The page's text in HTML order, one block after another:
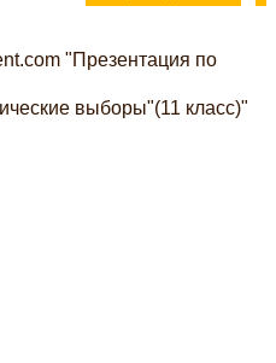
"Презентация по
выборы"(11 класс)"